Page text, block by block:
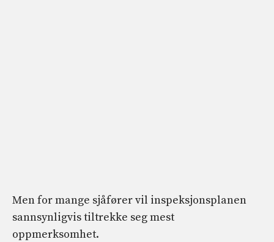
Men for mange sjåfører vil inspeksjonsplanen
sannsynligvis tiltrekke seg mest
oppmerksomhet.